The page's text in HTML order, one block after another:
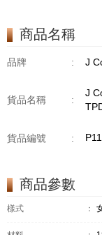
商品名稱
品牌 : J
貨品名稱 :
J
貨品編號 :
商品參數
樣式 ：